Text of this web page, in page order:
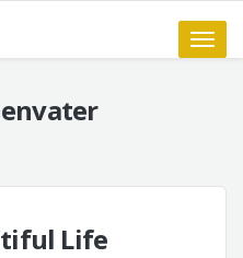
Toggle
Life